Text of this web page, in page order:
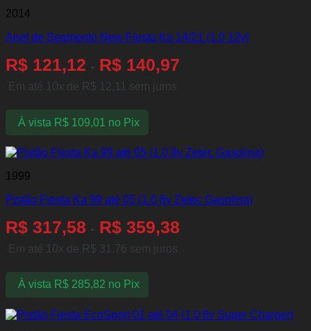
2014
Anel de Segmento New Fiesta Ka 14/21 (1.0 12v)
R$ 121,12 - R$ 140,97
Em até 10x de R$ 12,11 sem juros
À vista R$109,01 no Pix
1999
Pistão Fiesta Ka 99 até 05 (1.0 8v Zetec Gasolina)
R$ 317,58 - R$ 359,38
Em até 10x de R$ 31,76 sem juros
À vista R$285,82 no Pix